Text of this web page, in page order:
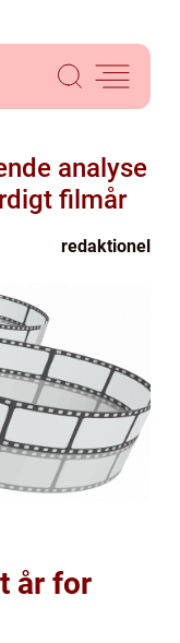
analyse
filmår
redaktionel
år for